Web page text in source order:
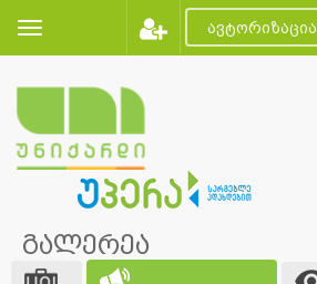
ავტორიზაცია
გალერეა